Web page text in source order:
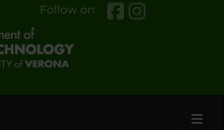
Follow on